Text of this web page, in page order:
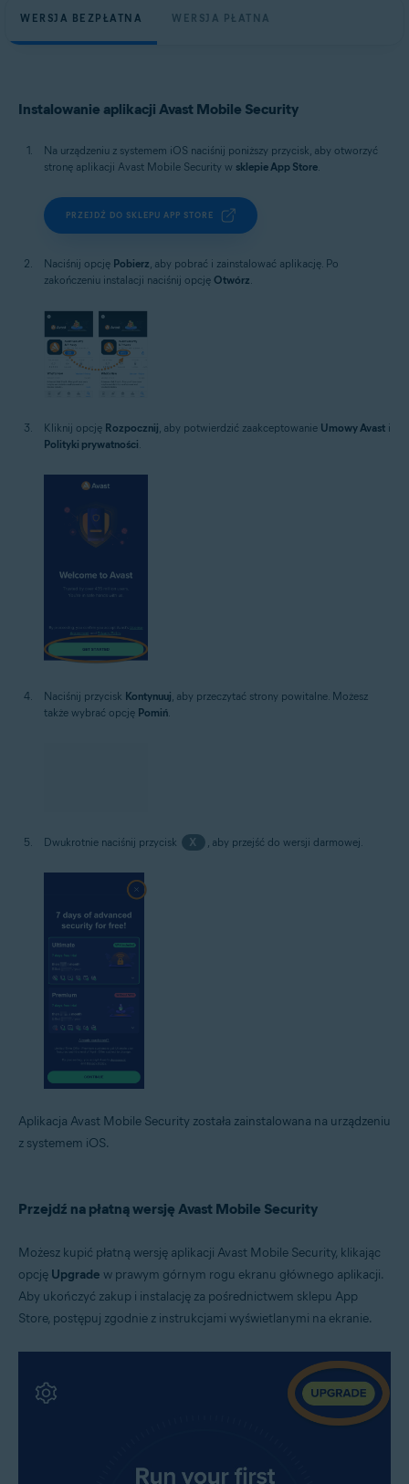
WERSJA BEZPŁATNA WERSJA PŁATNA
Instalowanie aplikacji Avast Mobile Security
Na urządzeniu z systemem iOS naciśnij poniższy przycisk, aby otworzyć
stronę aplikacji Avast Mobile Security w sklepie App Store.
PRZEJDŹ DO SKLEPU APP STORE
Naciśnij opcję Pobierz, aby pobrać i zainstalować aplikację. Po
zakończeniu instalacji naciśnij opcję Otwórz.
Kliknij opcję Rozpocznij, aby potwierdzić zaakceptowanie Umowy Avast i
Polityki prywatności.
Naciśnij przycisk Kontynuuj , aby przeczytać strony powitalne. Możesz
także wybrać opcję Pomiń
Dwukrotnie naciśnij przycisk X , aby przejść do wersji darmowej.
Aplikacja Avast Mobile Security została zainstalowana na urządzeniu
z systemem iOS.
Przejdź na płatną wersję Avast Mobile Security
Możesz kupić płatną wersję aplikacji Avast Mobile Security, klikając
opcję Upgrade w prawym górnym rogu ekranu głównego aplikacji.
Aby ukończyć zakup i instalację za pośrednictwem sklepu App
Store, postępuj zgodnie z instrukcjami wyświetlanymi na ekranie.